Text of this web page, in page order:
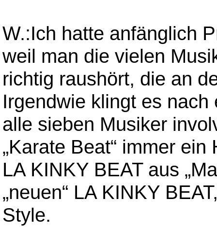
W.:Ich hatte anfänglich
weil man die vielen
richtig raushört, die an
Irgendwie klingt es
alle sieben Musiker
„Karate Beat“ immer ein
LA KINKY BEAT aus
„neuen“ LA KINKY
Style.